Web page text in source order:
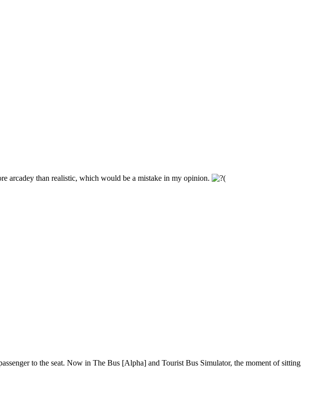
arcadey than realistic, which would be a mistake in my opinion.
to the seat. Now in The Bus [Alpha] and Tourist Bus Simulator, the moment of sitting